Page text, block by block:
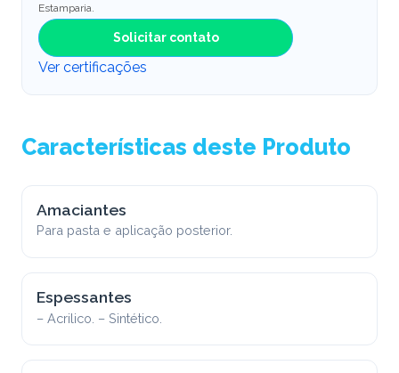
Estamparia.
Solicitar contato
Ver certificações
Características deste Produto
Amaciantes
Para pasta e aplicação posterior.
Espessantes
– Acrilico. – Sintético.